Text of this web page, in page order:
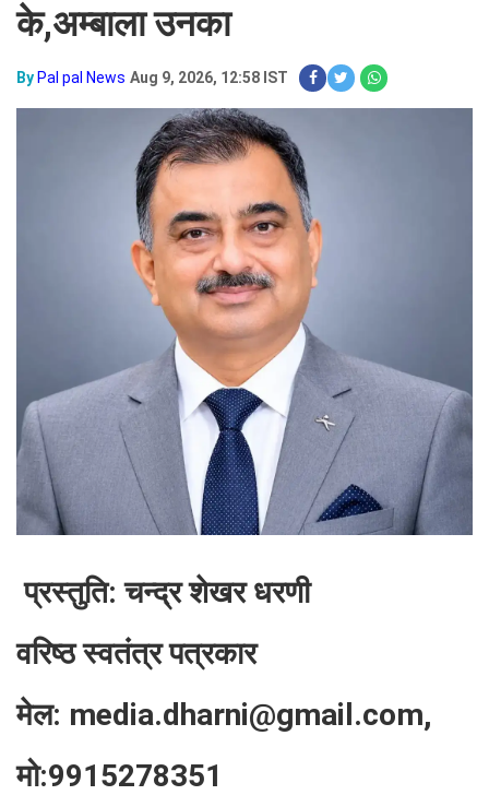
के,अम्बाला उनका
ByPal pal News Aug 9, 2026, 12:58 IST
प्रस्तुति: चन्द्र शेखर धरणी
वरिष्ठ स्वतंत्र पत्रकार
मेल: media.dharni@gmail.com,
मो:9915278351